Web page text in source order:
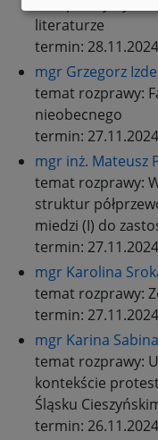
literaturze
termin:
mgr Grzegorz
temat rozprawy:
nieobecnego
termin:
mgr inż. Mateusz
temat rozprawy:
struktur
miedzi (I) do
termin:
mgr Karolina
temat rozprawy:
termin:
mgr Karina
temat rozprawy:
kontekście
Śląsku
termin: